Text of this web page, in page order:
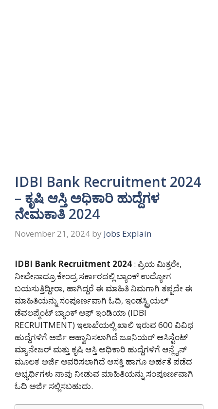
IDBI Bank Recruitment 2024
– ಕೃಷಿ ಆಸ್ತಿ ಅಧಿಕಾರಿ ಹುದ್ದೆಗಳ
ನೇಮಕಾತಿ 2024
November 21, 2024 by Jobs Explain
IDBI Bank Recruitment 2024 : ಪ್ರಿಯ ಮಿತ್ರರೇ,
ನೀವೇನಾದ್ರೂ ಕೇಂದ್ರ ಸರ್ಕಾರದಲ್ಲಿ ಬ್ಯಾಂಕ್ ಉದ್ಯೋಗ
ಬಯಸುತ್ತಿದ್ದೀರಾ, ಹಾಗಿದ್ದರೆ ಈ ಮಾಹಿತಿ ನಿಮಗಾಗಿ ತಪ್ಪದೇ ಈ
ಮಾಹಿತಿಯನ್ನು ಸಂಪೂರ್ಣವಾಗಿ ಓದಿ, ಇಂಡಸ್ಟ್ರಿಯಲ್
ಡೆವಲಪ್ಮೆಂಟ್ ಬ್ಯಾಂಕ್ ಆಫ್ ಇಂಡಿಯಾ (IDBI
RECRUITMENT) ಇಲಾಖೆಯಲ್ಲಿ ಖಾಲಿ ಇರುವ 600 ವಿವಿಧ
ಹುದ್ದೆಗಳಿಗೆ ಅರ್ಜಿ ಆಹ್ವಾನಿಸಲಾಗಿದೆ ಜೂನಿಯರ್ ಅಸಿಸ್ಟೆಂಟ್
ಮ್ಯಾನೇಜರ್ ಮತ್ತು ಕೃಷಿ ಆಸ್ತಿ ಅಧಿಕಾರಿ ಹುದ್ದೆಗಳಿಗೆ ಆನ್ಲೈನ್
ಮೂಲಕ ಅರ್ಜಿ ಆವರಿಸಲಾಗಿದೆ ಆಸಕ್ತಿ ಹಾಗೂ ಅರ್ಹತೆ ಪಡೆದ
ಅಭ್ಯರ್ಥಿಗಳು ನಾವು ನೀಡುವ ಮಾಹಿತಿಯನ್ನು ಸಂಪೂರ್ಣವಾಗಿ
ಓದಿ ಅರ್ಜಿ ಸಲ್ಲಿಸಬಹುದು.